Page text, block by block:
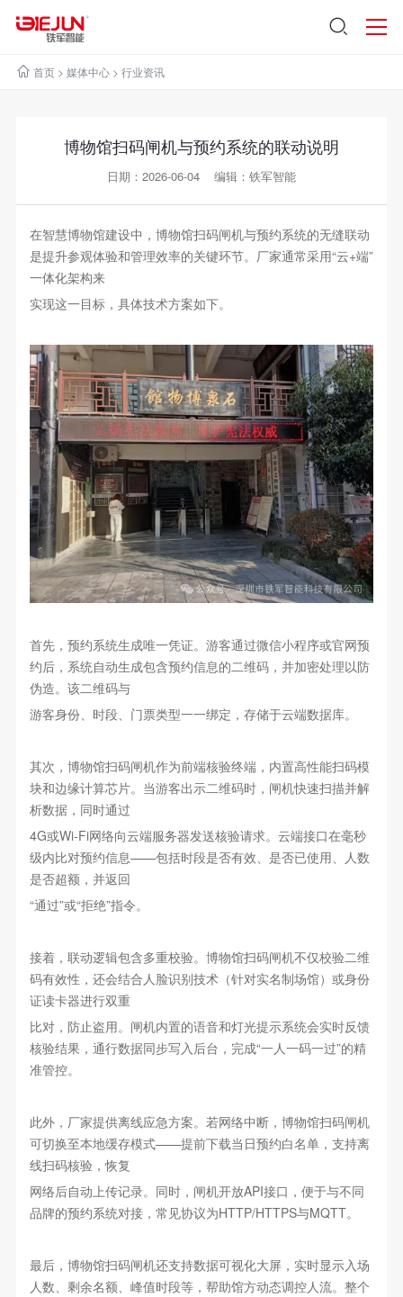
首页> 媒体中心> 行业资讯
博物馆扫码闸机与预约系统的联动说明
日期：2026-06-04 编辑：铁军智能
在智慧博物馆建设中，博物馆扫码闸机与预约系统的无缝联动
是提升参观体验和管理效率的关键环节。厂家通常采用“云+端”
一体化架构来
实现这一目标，具体技术方案如下。
首先，预约系统生成唯一凭证。游客通过微信小程序或官网预
约后，系统自动生成包含预约信息的二维码，并加密处理以防
伪造。该二维码与
游客身份、时段、门票类型一一绑定，存储于云端数据库。
其次，博物馆扫码闸机作为前端核验终端，内置高性能扫码模
块和边缘计算芯片。当游客出示二维码时，闸机快速扫描并解
析数据，同时通过
4G或Wi-Fi网络向云端服务器发送核验请求。云端接口在毫秒
级内比对预约信息——包括时段是否有效、是否已使用、人数
是否超额，并返回
“通过”或“拒绝”指令。
接着，联动逻辑包含多重校验。博物馆扫码闸机不仅校验二维
码有效性，还会结合人脸识别技术（针对实名制场馆）或身份
证读卡器进行双重
比对，防止盗用。闸机内置的语音和灯光提示系统会实时反馈
核验结果，通行数据同步写入后台，完成“一人一码一过”的精
准管控。
此外，厂家提供离线应急方案。若网络中断，博物馆扫码闸机
可切换至本地缓存模式——提前下载当日预约白名单，支持离
线扫码核验，恢复
网络后自动上传记录。同时，闸机开放API接口，便于与不同
品牌的预约系统对接，常见协议为HTTP/HTTPS与MQTT。
最后，博物馆扫码闸机还支持数据可视化大屏，实时显示入场
人数、剩余名额、峰值时段等，帮助馆方动态调控人流。整个